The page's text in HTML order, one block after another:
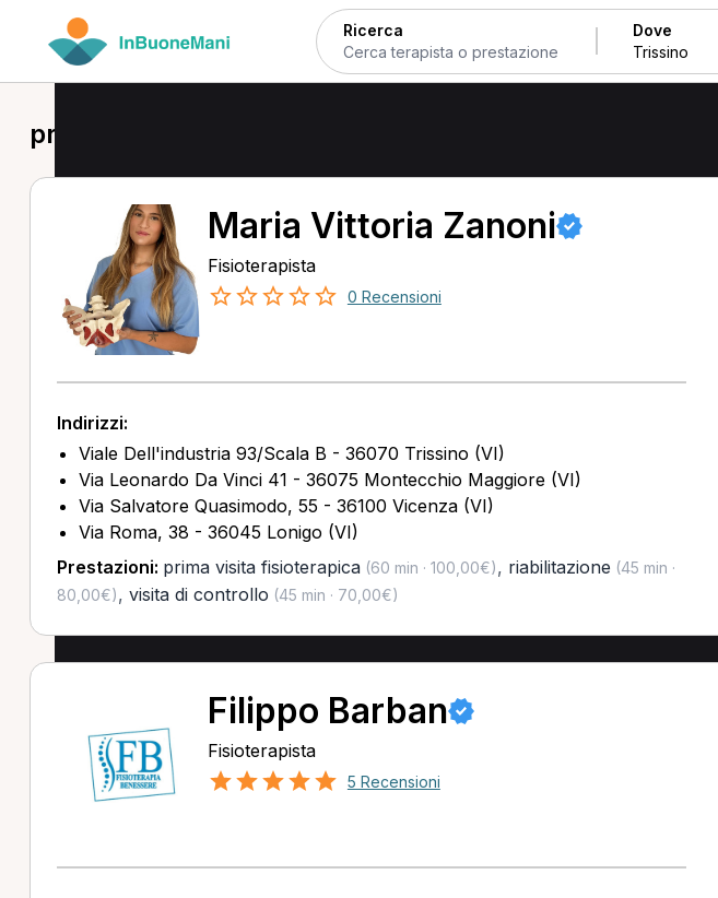
Ricerca Dove
prima visita fisioterapica a Trissino
Maria Vittoria Zanoni
Fisioterapista
0 Recensioni
Indirizzi:
Viale Dell'industria 93/Scala B - 36070 Trissino (VI)
Via Leonardo Da Vinci 41 - 36075 Montecchio Maggiore (VI)
Via Salvatore Quasimodo, 55 - 36100 Vicenza (VI)
Via Roma, 38 - 36045 Lonigo (VI)
Prestazioni: prima visita fisioterapica(60 min · 100,00€), riabilitazione (45 min ·
80,00€), visita di controllo (45 min · 70,00€)
Filippo Barban
Fisioterapista
5 Recensioni